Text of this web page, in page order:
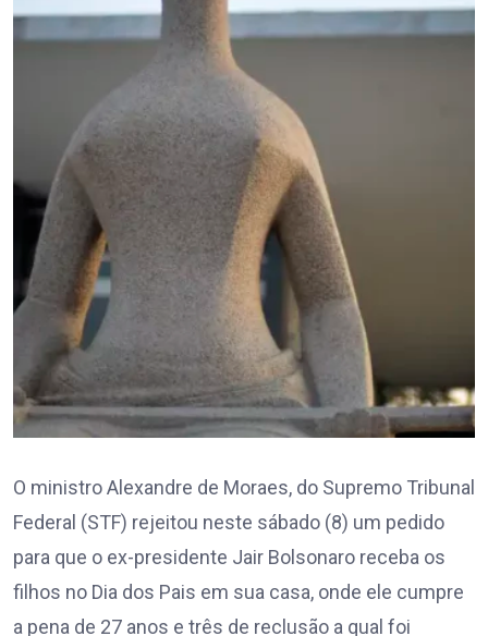
O ministro Alexandre de Moraes, do Supremo Tribunal
Federal (STF) rejeitou neste sábado (8) um pedido
para que o ex-presidente Jair Bolsonaro receba os
filhos no Dia dos Pais em sua casa, onde ele cumpre
a pena de 27 anos e três de reclusão a qual foi